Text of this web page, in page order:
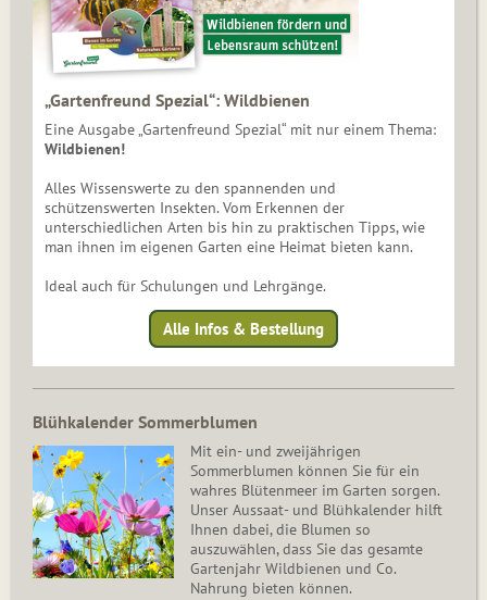
„Gartenfreund Spezial“: Wildbienen
Eine Ausgabe „Gartenfreund Spezial“ mit nur einem Thema:
Wildbienen!
Alles Wissenswerte zu den spannenden und
schützenswerten Insekten. Vom Erkennen der
unterschiedlichen Arten bis hin zu praktischen Tipps, wie
man ihnen im eigenen Garten eine Heimat bieten kann.
Ideal auch für Schulungen und Lehrgänge.
Alle Infos & Bestellung
Blühkalender Sommerblumen
Mit ein- und zweijährigen
Sommerblumen können Sie für ein
wahres Blütenmeer im Garten sorgen.
Unser Aussaat- und Blühkalender hilft
Ihnen dabei, die Blumen so
auszuwählen, dass Sie das gesamte
Gartenjahr Wildbienen und Co.
Nahrung bieten können.